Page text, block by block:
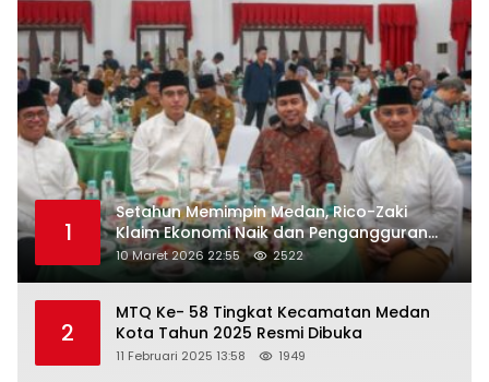
1
Setahun Memimpin Medan, Rico-Zaki
Klaim Ekonomi Naik dan Pengangguran
Turun
10 Maret 2026 22:55 2522
2
MTQ Ke- 58 Tingkat Kecamatan Medan
Kota Tahun 2025 Resmi Dibuka
11 Februari 2025 13:58 1949